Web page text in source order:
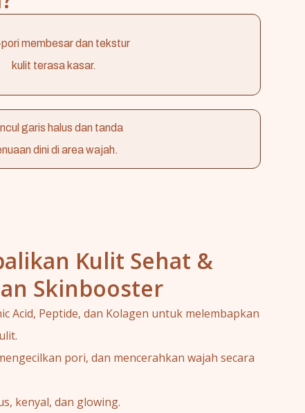
membesar dan tekstur
kulit terasa kasar.
garis halus dan tanda
dini di area wajah.
Kulit Sehat &
Skinbooster
Acid, Peptide, dan Kolagen untuk melembapkan
pori, dan mencerahkan wajah secara
kenyal, dan glowing.